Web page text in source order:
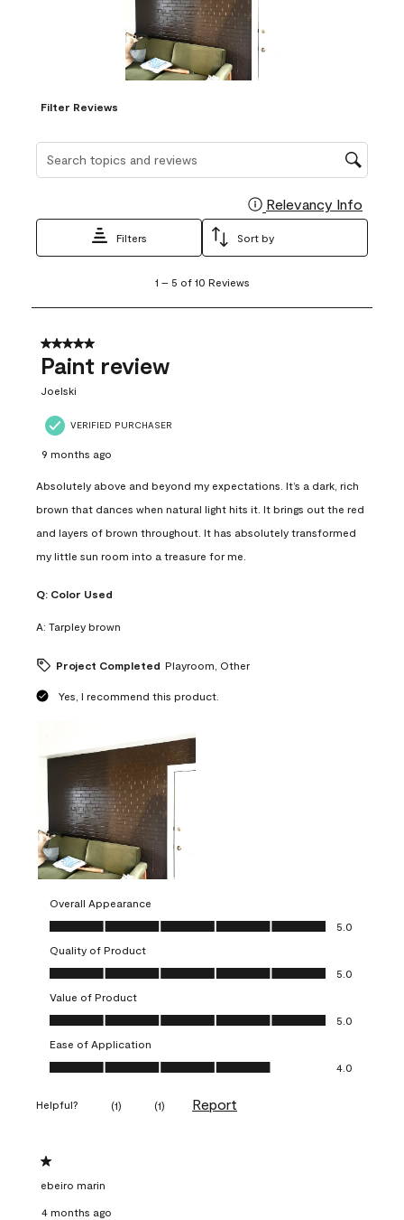
Filter Reviews
Relevancy Info
Filters Sort by
5
10
Reviews
1 – 5 of 10 Reviews
5 out of 5 stars.
Paint review
Joelski
VERIFIED PURCHASER
9 months ago
Absolutely above and beyond my expectations. It’s a dark, rich
brown that dances when natural light hits it. It brings out the red
and layers of brown throughout. It has absolutely transformed
my little sun room into a treasure for me.
Q: Color Used
A: Tarpley brown
Project Completed Playroom, Other
Yes, I recommend this product.
Overall Appearance
Overall Appearance, 5.0 out of 5
5.0
Quality of Product
Quality of Product, 5.0 out of 5
5.0
Value of Product
Value of Product, 5.0 out of 5
5.0
Ease of Application
Ease of Application, 4.0 out of 5
4.0
Helpful? (1) (1) Report
1 out of 5 stars.
ebeiro marin
4 months ago